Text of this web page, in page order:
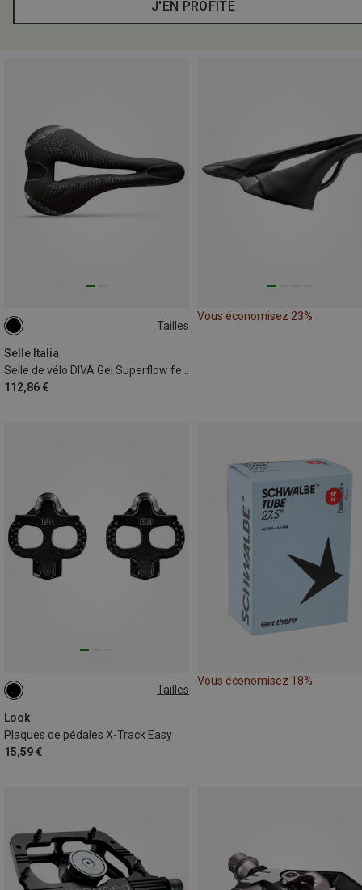
J'EN PROFITE
Tailles
Selle Italia
Selle de vélo DIVA Gel Superflow femme
112,86 €
L3
Vous économisez 23%
Tailles
Look
Plaques de pédales X-Track Easy
15,59 €
ONE SIZE
Vous économisez 18%